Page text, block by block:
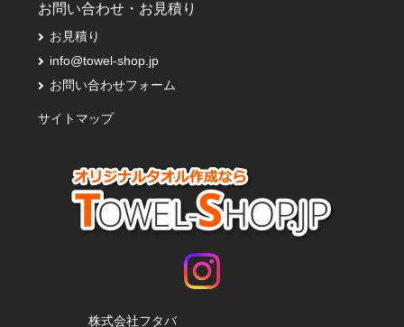
お問い合わせ・お見積り
お見積り
info@towel-shop.jp
お問い合わせフォーム
サイトマップ
株式会社フタバ